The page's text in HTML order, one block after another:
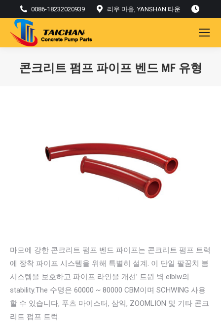
0086-18232020939 리우 마을, YANSHAN 타운
콘크리트 펌프 파이프 벤드 MF 유형
마모에 강한 콘크리트 펌프 벤드 파이프는 콘크리트 펌프 트럭
에 장착 파이프 시스템을 위해 특별히 설계. 이 단일 팔꿈치 붐
시스템을 보호하고 파이프 라인을 개선’ 트윈 벽 elblw의
stability.The 수명은 60000 ~ 80000 CBM이며 SCHWING 사용
할 수 있습니다, 푸츠 마이스터, 삼익, ZOOMLION 및 기타 콘크
리트 펌프 트럭.